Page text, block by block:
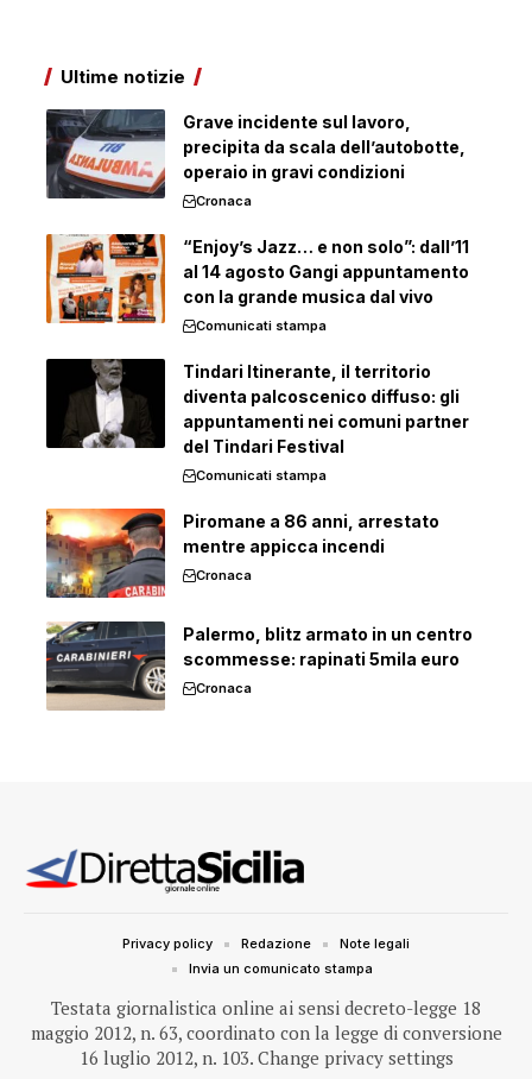
Ultime notizie
Grave incidente sul lavoro,
precipita da scala dell’autobotte,
operaio in gravi condizioni
Cronaca
“Enjoy’s Jazz… e non solo”: dall’11
al 14 agosto Gangi appuntamento
con la grande musica dal vivo
Comunicati stampa
Tindari Itinerante, il territorio
diventa palcoscenico diffuso: gli
appuntamenti nei comuni partner
del Tindari Festival
Comunicati stampa
Piromane a 86 anni, arrestato
mentre appicca incendi
Cronaca
Palermo, blitz armato in un centro
scommesse: rapinati 5mila euro
Cronaca
Testata giornalistica online ai sensi decreto-legge 18
maggio 2012, n. 63, coordinato con la legge di conversione
16 luglio 2012, n. 103. Change privacy settings
Privacy policy Redazione
Note legali
Invia un comunicato stampa